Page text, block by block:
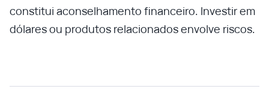
constitui aconselhamento financeiro. Investir em
dólares ou produtos relacionados envolve riscos.